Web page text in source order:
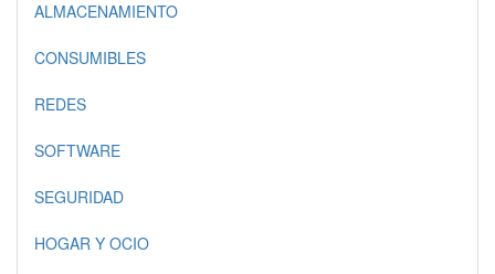
ALMACENAMIENTO
CONSUMIBLES
REDES
SOFTWARE
SEGURIDAD
HOGAR Y OCIO